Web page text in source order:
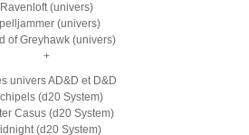
Ravenloft (univers)
(univers)
of Greyhawk (univers)
+
univers AD&D et D&D
(d20 System)
Casus (d20 System)
(d20 System)